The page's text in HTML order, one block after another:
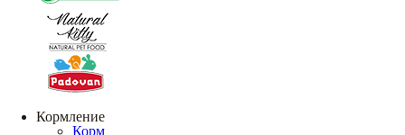
Кормление
Корм